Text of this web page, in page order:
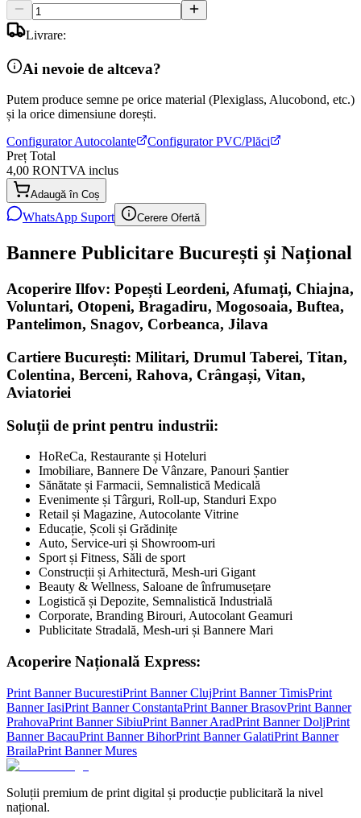
Livrare:
Ai nevoie de altceva?
Putem produce semne pe orice material (Plexiglass, Alucobond, etc.)
și la orice dimensiune dorești.
Configurator Autocolante
Configurator PVC/Plăci
Preț Total
4,00 RONTVA inclus
Adaugă în Coș
WhatsApp Suport Cerere Ofertă
Bannere Publicitare București și Național
Acoperire Ilfov: Popești Leordeni, Afumați, Chiajna,
Voluntari, Otopeni, Bragadiru, Mogosoaia, Buftea,
Pantelimon, Snagov, Corbeanca, Jilava
Cartiere București: Militari, Drumul Taberei, Titan,
Colentina, Berceni, Rahova, Crângași, Vitan,
Aviatoriei
Soluții de print pentru industrii:
HoReCa, Restaurante și Hoteluri
Imobiliare, Bannere De Vânzare, Panouri Șantier
Sănătate și Farmacii, Semnalistică Medicală
Evenimente și Târguri, Roll-up, Standuri Expo
Retail și Magazine, Autocolante Vitrine
Educație, Școli și Grădinițe
Auto, Service-uri și Showroom-uri
Sport și Fitness, Săli de sport
Construcții și Arhitectură, Mesh-uri Gigant
Beauty & Wellness, Saloane de înfrumusețare
Logistică și Depozite, Semnalistică Industrială
Corporate, Branding Birouri, Autocolant Geamuri
Publicitate Stradală, Mesh-uri și Bannere Mari
Acoperire Națională Express:
Print BannerBucurestiPrint BannerClujPrint BannerTimisPrint
BannerIasiPrint BannerConstantaPrint BannerBrasovPrint Banner
PrahovaPrint Banner SibiuPrint BannerAradPrint BannerDoljPrint
BannerBacauPrint BannerBihorPrint BannerGalatiPrint Banner
BrailaPrint BannerMures
Soluții premium de print digital și producție publicitară la nivel
național.